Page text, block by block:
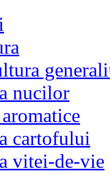
nucilor
cartofului
vitei-de-vie